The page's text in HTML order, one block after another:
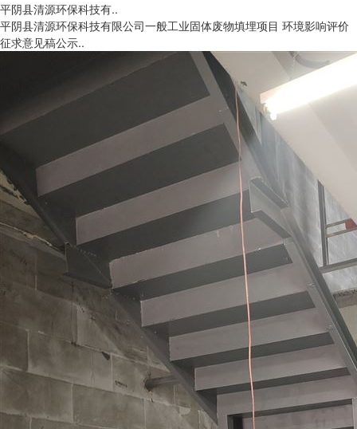
平阴县清源环保科技有..
平阴县清源环保科技有限公司一般工业固体废物填埋项目 环境影响评价
征求意见稿公示..